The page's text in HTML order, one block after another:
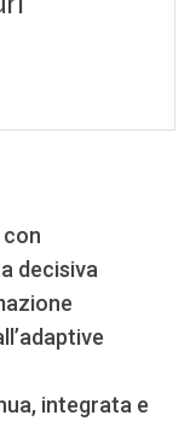
decisiva
integrata e